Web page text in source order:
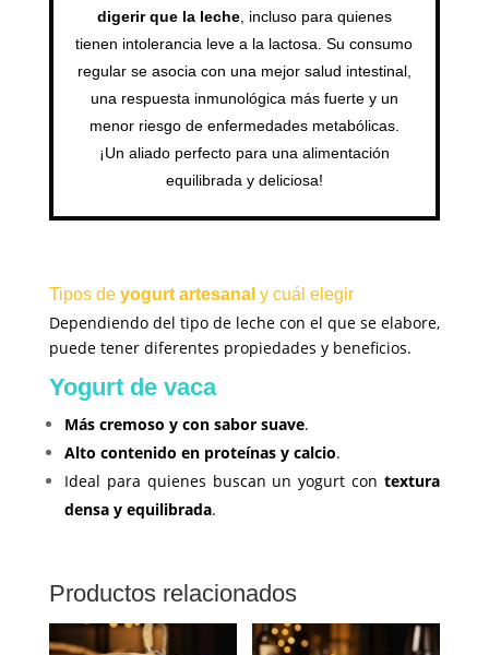
digerir que la leche, incluso para quienes
tienen intolerancia leve a la lactosa. Su consumo
regular se asocia con una mejor salud intestinal,
una respuesta inmunológica más fuerte y un
menor riesgo de enfermedades metabólicas.
¡Un aliado perfecto para una alimentación
equilibrada y deliciosa!
Tipos de yogurt artesanal y cuál elegir
Dependiendo del tipo de leche con el que se elabore,
puede tener diferentes propiedades y beneficios.
Yogurt de vaca
Más cremoso y con sabor suave.
Alto contenido en proteínas y calcio.
Ideal para quienes buscan un yogurt contextura
densa y equilibrada.
Productos relacionados